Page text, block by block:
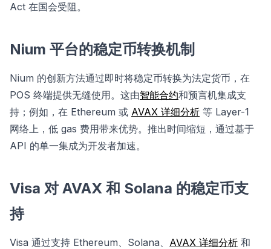
Act 在国会受阻。
Nium 平台的稳定币转换机制
Nium 的创新方法通过即时将稳定币转换为法定货币，在
POS 终端提供无缝使用。这由智能合约和预言机集成支
持；例如，在 Ethereum 或 AVAX 详细分析 等 Layer-1
网络上，低 gas 费用带来优势。推出时间缩短，通过基于
API 的单一集成为开发者加速。
Visa 对 AVAX 和 Solana 的稳定币支
持
Visa 通过支持 Ethereum、Solana、 AVAX 详细分析 和